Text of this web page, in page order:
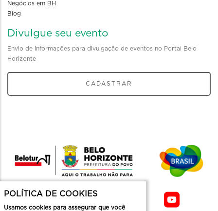
Negócios em BH
Blog
Divulgue seu evento
Envio de informações para divulgação de eventos no Portal Belo
Horizonte
CADASTRAR
POLÍTICA DE COOKIES
Usamos cookies para assegurar que você